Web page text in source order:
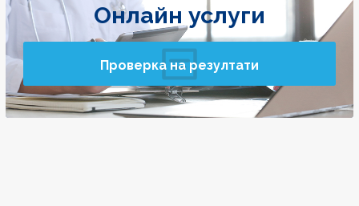
Онлайн услуги
Проверка на резултати